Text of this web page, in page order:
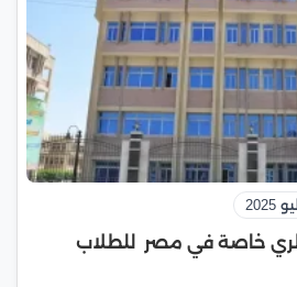
خاصة في مصر للطلاب